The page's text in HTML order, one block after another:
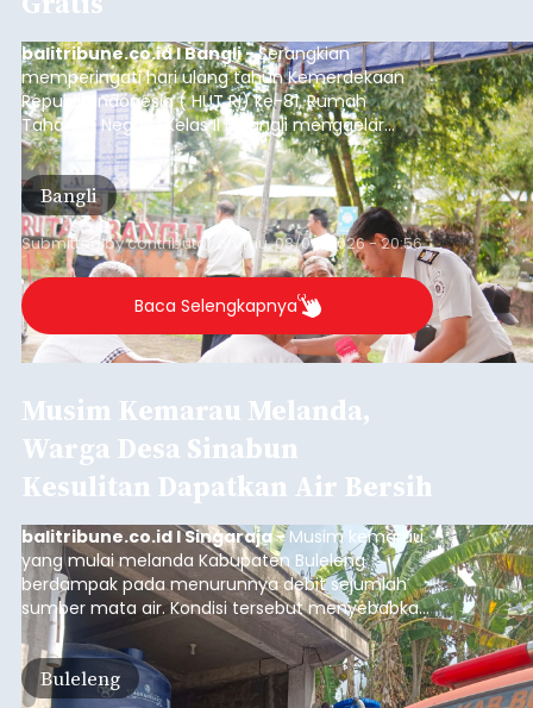
balitribune.co.id I Bangli -Serangkian
memperingati hari ulang tahun Kemerdekaan
Republik Indonesia ( HUT RI) ke-81, Rumah
Tahanan Negara Kelas II B Bangli menggelar
kegiatan pemeriksaan kesehatan gratis, Rabu
(6/8/2026).
Bangli
Submitted bycontributor Thu, 08/06/2026 - 20:56
Baca Selengkapnya
Musim Kemarau Melanda,
Warga Desa Sinabun
Kesulitan Dapatkan Air Bersih
balitribune.co.id I Singaraja -Musim kemarau
yang mulai melanda Kabupaten Buleleng
berdampak pada menurunnya debit sejumlah
sumber mata air. Kondisi tersebut menyebabkan
warga di beberapa desa mulai mengalami
kesulitan mendapatkan air bersih, terutama
untuk memenuhi kebutuhan mandi, cuci, dan
kakus (MCK). Seperti yang dialami warga Desa
Buleleng